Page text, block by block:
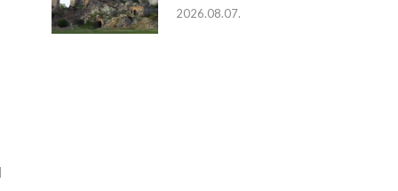
2026.08.07.